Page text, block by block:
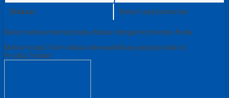
Diskusi Belum ada komentar
Belum ada komentar, buka diskusi dengan komentar Anda.
Mohon maaf, form diskusi dinonaktifkan pada produk ini.
Produk Terkait